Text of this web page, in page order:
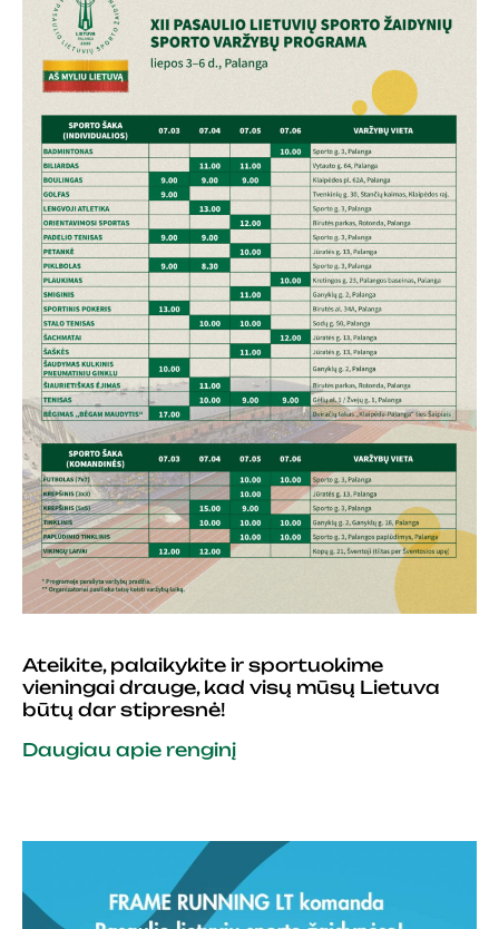
Ateikite, palaikykite ir sportuokime
vieningai drauge, kad visų mūsų Lietuva
būtų dar stipresnė!
Daugiau apie renginį